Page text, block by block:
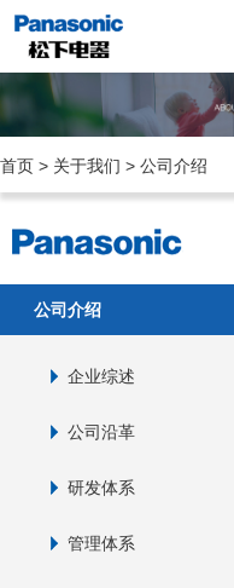
首页 > 关于我们 > 公司介绍
公司介绍
企业综述
公司沿革
研发体系
管理体系